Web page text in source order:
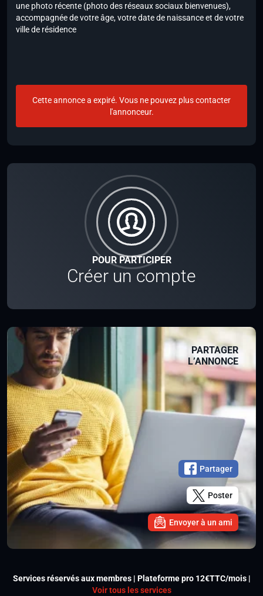
POUR PARTICIPER
Créer un compte
PARTAGER
L’ANNONCE
Partager
Poster
Envoyer à un ami
une photo récente (photo des réseaux sociaux bienvenues),
accompagnée de votre âge, votre date de naissance et de votre
ville de résidence
Cette annonce a expiré. Vous ne pouvez plus contacter
l'annonceur.
Services réservés aux membres | Plateforme pro 12€TTC/mois |
Voir tous les services